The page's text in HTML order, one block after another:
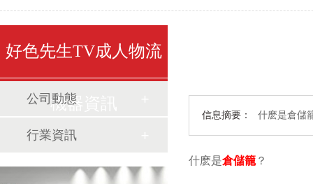
信息摘要： 什麽是倉儲
什麽是倉儲籠？
好色先生TV成人物流
機器資訊
公司動態
行業資訊